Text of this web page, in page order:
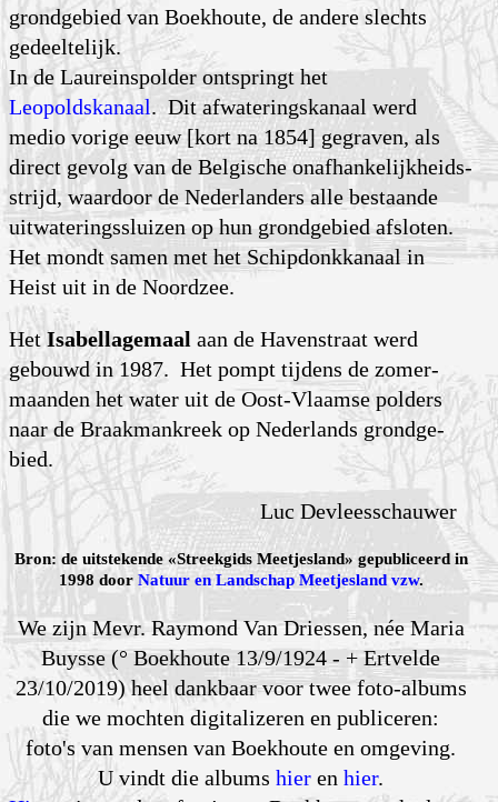
grondgebied van Boekhoute, de andere slechts
gedeel­telijk.
In de Laureinspolder ontspringt het
Leopoldskanaal. Dit afwate­rings­kanaal werd
medio vorige eeuw [kort na 1854] gegraven, als
direct gevolg van de Belgische onafhan­kelijk­heids­
strijd, waardoor de Neder­landers alle bestaande
uitwate­rings­sluizen op hun grond­gebied afsloten.
Het mondt samen met het Schip­donk­kanaal in
Heist uit in de Noordzee.
HetIsabellagemaal aan de Havenstraat werd
gebouwd in 1987. Het pompt tijdens de zomer­
maanden het water uit de Oost-Vlaamse polders
naar de Braak­mankreek op Nederlands grond­ge­
bied.
Luc Devleesschauwer
Bron: de uitstekende «Streekgids Meetjesland» gepubliceerd in
1998 door Natuur en Landschap Meetjesland vzw.
We zijn Mevr. Raymond Van Driessen, née Maria
Buysse (° Boekhoute 13/9/1924 - + Ertvelde
23/10/2019) heel dankbaar voor twee foto-albums
die we mochten digitalizeren en publiceren:
foto's van mensen van Boekhoute en omgeving.
U vindt die albumshier enhier.